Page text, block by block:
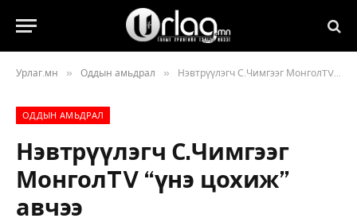
Урлаг.мн » Оддын амьдрал » Нэвтрүүлэгч С.Чимгээг МонголTV “үнэ цохиж” авчээ
ОДДЫН АМЬДРАЛ
Нэвтрүүлэгч С.Чимгээг
МонголTV “үнэ цохиж”
авчээ